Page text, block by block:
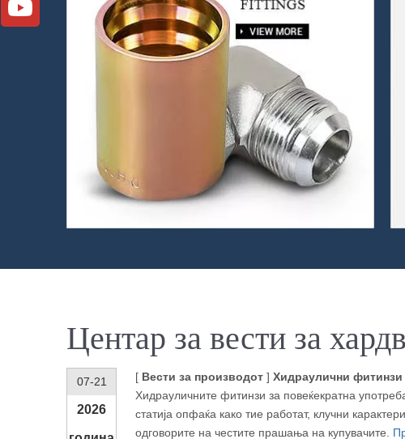
Центар за вести за
07-21
2026
[ Вести за производот ] Хидраулични фитинзи
Хидрауличните фитинзи за повеќекратна
статија опфаќа како тие работат, клучни
одговорите на честите прашања на купувачите.